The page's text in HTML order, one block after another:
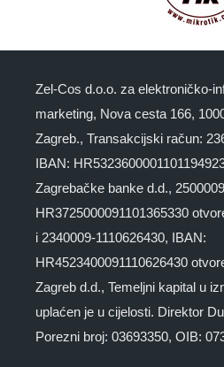
Zel-Cos d.o.o. za elektroničko-
marketing, Nova cesta 166,
Zagreb., Transakcijski račun:
IBAN:
Zagrebačke banke d.d.,
HR3725000091101365330
i 2340009-1110626430, IBAN:
HR4523400091110626430
Zagreb d.d., Temeljni kapital u
uplaćen je u cijelosti. Direktor
Porezni broj: 03693350, OIB: